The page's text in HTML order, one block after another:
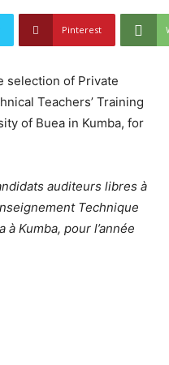
Pinterest
selection of Private
Teachers’ Training
of Buea in Kumba, for
auditeurs libres à
Technique
à Kumba, pour l’année